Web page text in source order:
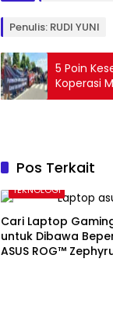
Penulis: RUDI YUNI
5 Poin
Koperasi
Pos Terkait
TEKNOLOGI
Cari Laptop
untuk Dibawa
ASUS ROG™